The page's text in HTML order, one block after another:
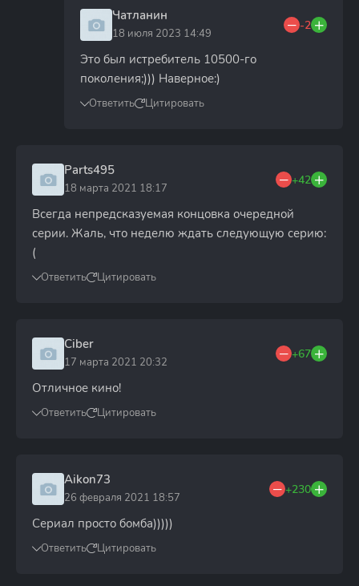
Чатланин
18 июля 2023 14:49
-2
Это был истребитель 10500-го
поколения;))) Наверное:)
Ответить Цитировать
Parts495
18 марта 2021 18:17
+42
Всегда непредсказуемая концовка очередной
серии. Жаль, что неделю ждать следующую серию:
(
Ответить Цитировать
Ciber
17 марта 2021 20:32
+67
Отличное кино!
Ответить Цитировать
Aikon73
26 февраля 2021 18:57
+230
Сериал просто бомба)))))
Ответить Цитировать